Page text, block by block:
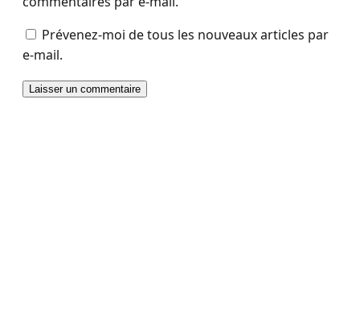
Prévenez-moi de tous les nouveaux articles par
e-mail.